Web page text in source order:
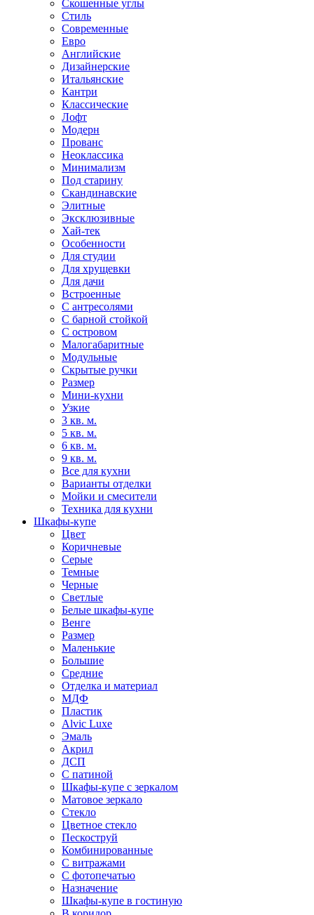
Скошенные углы
Стиль
Современные
Евро
Английские
Дизайнерские
Итальянские
Кантри
Классические
Лофт
Модерн
Прованс
Неоклассика
Минимализм
Под старину
Скандинавские
Элитные
Эксклюзивные
Хай-тек
Особенности
Для студии
Для хрущевки
Для дачи
Встроенные
С антресолями
С барной стойкой
С островом
Малогабаритные
Модульные
Скрытые ручки
Размер
Мини-кухни
Узкие
3 кв. м.
5 кв. м.
6 кв. м.
9 кв. м.
Все для кухни
Варианты отделки
Мойки и смесители
Техника для кухни
Шкафы-купе
Цвет
Коричневые
Серые
Темные
Черные
Светлые
Белые шкафы-купе
Венге
Размер
Маленькие
Большие
Средние
Отделка и материал
МДФ
Пластик
Alvic Luxe
Эмаль
Акрил
ДСП
С патиной
Шкафы-купе с зеркалом
Матовое зеркало
Стекло
Цветное стекло
Пескоструй
Комбинированные
С витражами
С фотопечатью
Назначение
Шкафы-купе в гостиную